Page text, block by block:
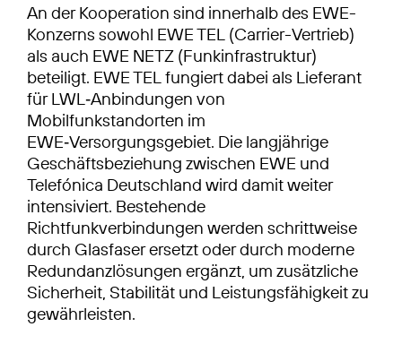
An der Kooperation sind innerhalb des EWE-
Konzerns sowohl EWE TEL (Carrier-Vertrieb)
als auch EWE NETZ (Funkinfrastruktur)
beteiligt. EWE TEL fungiert dabei als Lieferant
für LWL‑Anbindungen von
Mobilfunkstandorten im
EWE‑Versorgungsgebiet. Die langjährige
Geschäftsbeziehung zwischen EWE und
Telefónica Deutschland wird damit weiter
intensiviert. Bestehende
Richtfunkverbindungen werden schrittweise
durch Glasfaser ersetzt oder durch moderne
Redundanzlösungen ergänzt, um zusätzliche
Sicherheit, Stabilität und Leistungsfähigkeit zu
gewährleisten.